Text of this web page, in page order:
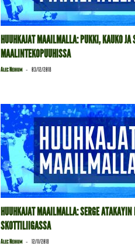
HUUHKAJAT MAAILMALLA: PUKKI, KAUKO JA
MAALINTEKOPUUHISSA
Alec Neihum - 03/12/2018
HUUHKAJAT MAAILMALLA: SERGE ATAKAYIN
SKOTTILIIGASSA
Alec Neihum - 12/11/2018